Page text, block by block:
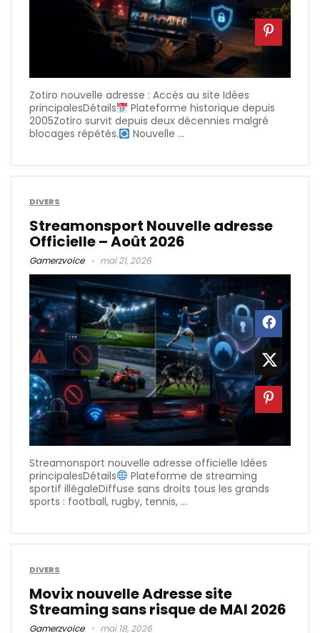
Zotiro nouvelle adresse : Accès au site Idées
principalesDétails
Plateforme historique depuis
2005Zotiro survit depuis deux décennies malgré
blocages répétés.
Nouvelle ...
DIVERS
Streamonsport Nouvelle adresse
Officielle – Août 2026
Gamerzvoice mai 21, 2026
Streamonsport nouvelle adresse officielle Idées
principalesDétails
Plateforme de streaming
sportif illégaleDiffuse sans droits tous les grands
sports : football, rugby, tennis, ...
DIVERS
Movix nouvelle Adresse site
Streaming sans risque de MAI 2026
Gamerzvoice mai 18, 2026